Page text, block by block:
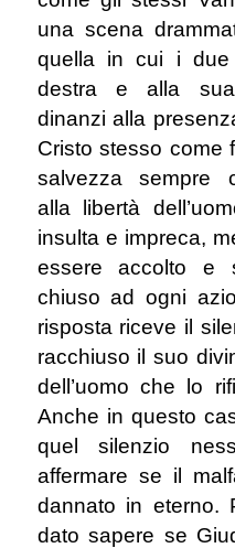
una scena
quella in cui i due
destra e alla sua
dinanzi alla
Cristo stesso come
salvezza sempre
alla libertà
insulta e impreca,
essere accolto e
chiuso ad ogni
risposta riceve il
racchiuso il suo
dell’uomo che lo
Anche in questo
quel silenzio
affermare se il
dannato in eterno.
dato sapere se